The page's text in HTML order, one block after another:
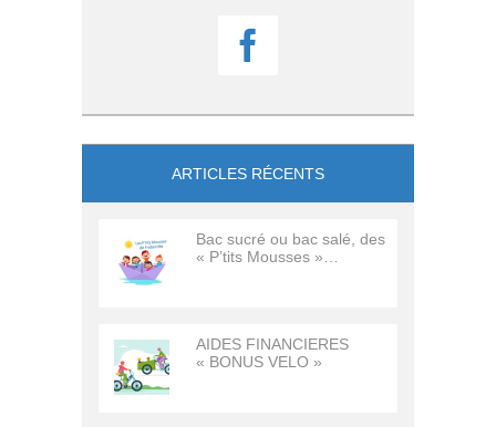

ARTICLES RÉCENTS
Bac sucré ou bac salé, des
« P’tits Mousses »…
AIDES FINANCIERES
« BONUS VELO »